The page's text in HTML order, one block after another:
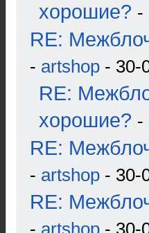
хорошие? -
RE:
- artshop - 30-
RE:
хорошие? -
RE:
- artshop - 30-
RE:
- artshop - 30-